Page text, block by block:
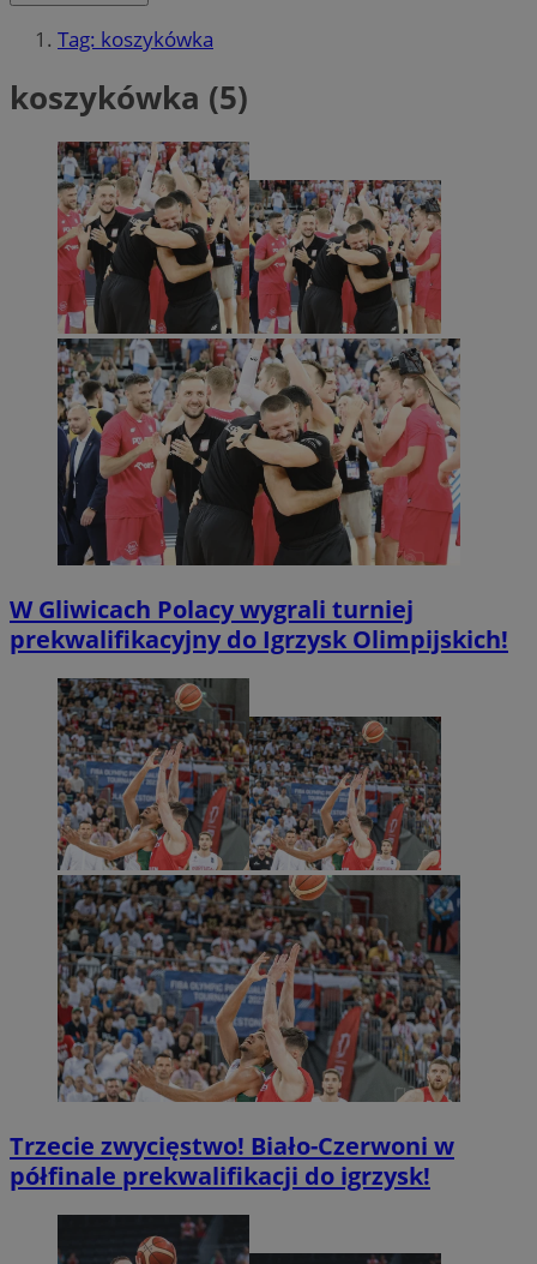
Tag: koszykówka
koszykówka (5)
W Gliwicach Polacy wygrali turniej
prekwalifikacyjny do Igrzysk Olimpijskich!
Trzecie zwycięstwo! Biało-Czerwoni w
półfinale prekwalifikacji do igrzysk!